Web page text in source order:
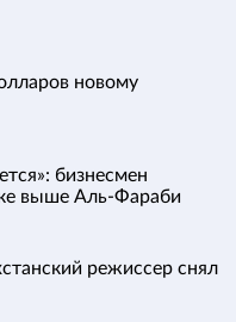
новому
бизнесмен
выше Аль-Фараби
режиссер снял